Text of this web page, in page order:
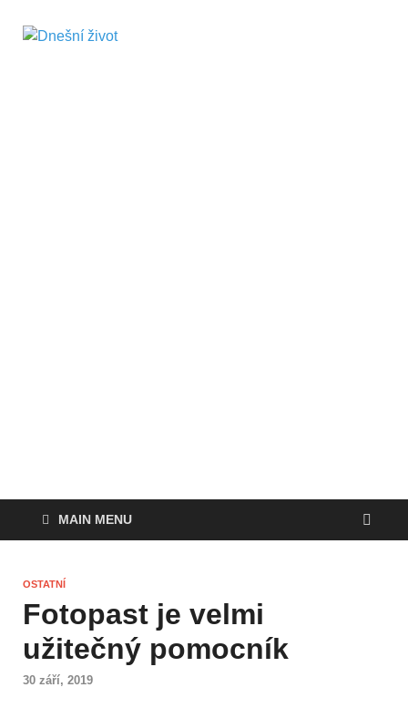
MAIN MENU
OSTATNÍ
Fotopast je velmi
užitečný pomocník
30 září, 2019